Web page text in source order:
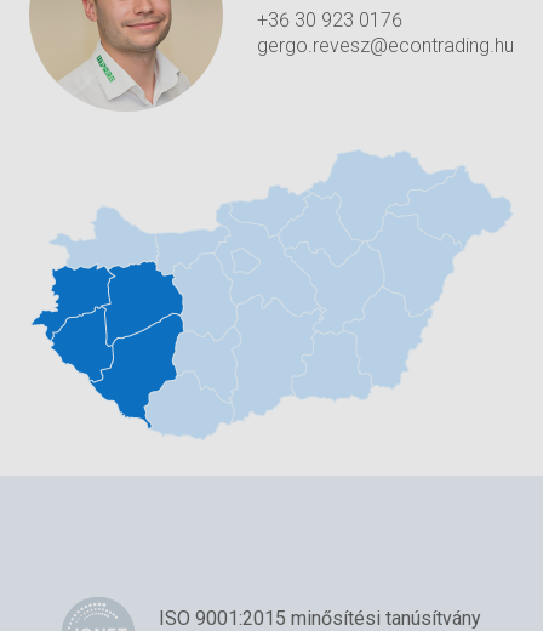
+36 30 923 0176
gergo.revesz@econtrading.hu
ISO 9001:2015 minősítési tanúsítvány